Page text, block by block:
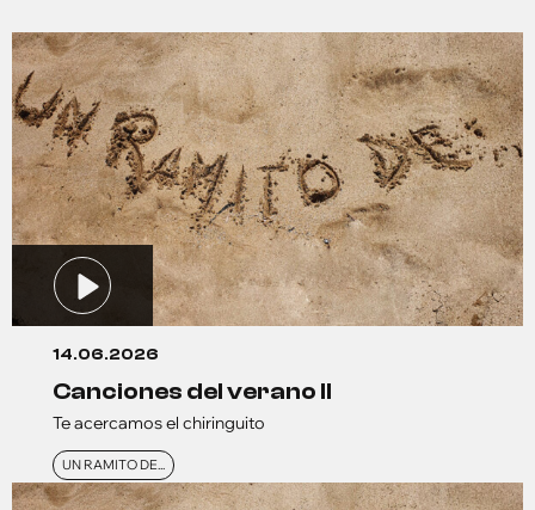
14.06.2026
canciones del verano ll
Te acercamos el chiringuito
UN RAMITO DE...